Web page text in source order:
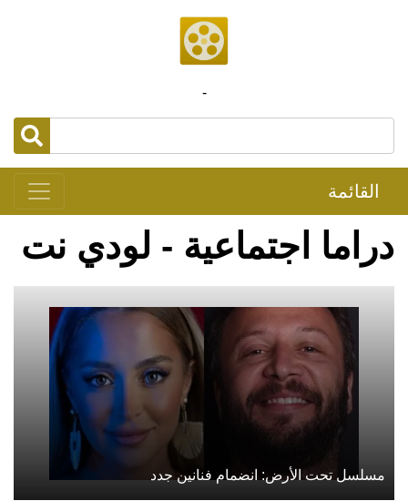
-
القائمة
دراما اجتماعية - لودي نت
مسلسل تحت الأرض: انضمام فنانين جدد